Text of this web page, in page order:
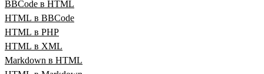
BBCode в HTML
HTML в BBCode
HTML в PHP
HTML в XML
Markdown в HTML